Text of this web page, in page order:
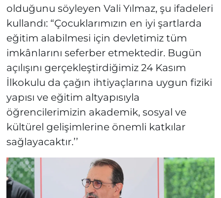
olduğunu söyleyen Vali Yılmaz, şu ifadeleri
kullandı: “Çocuklarımızın en iyi şartlarda
eğitim alabilmesi için devletimiz tüm
imkânlarını seferber etmektedir. Bugün
açılışını gerçekleştirdiğimiz 24 Kasım
İlkokulu da çağın ihtiyaçlarına uygun fiziki
yapısı ve eğitim altyapısıyla
öğrencilerimizin akademik, sosyal ve
kültürel gelişimlerine önemli katkılar
sağlayacaktır.’’